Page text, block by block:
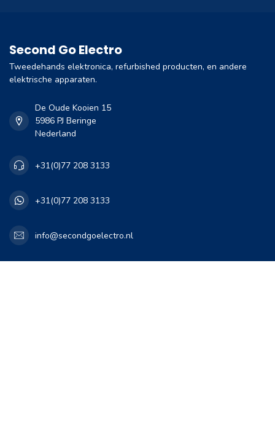
Second Go Electro
Tweedehands elektronica, refurbished producten, en andere
elektrische apparaten.
De Oude Kooien 15
5986 PJ Beringe
Nederland
+31(0)77 208 3133
+31(0)77 208 3133
info@secondgoelectro.nl